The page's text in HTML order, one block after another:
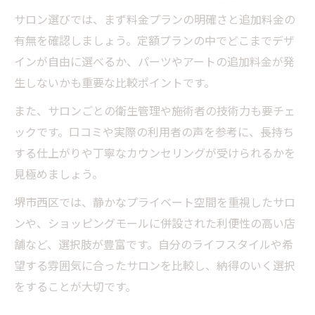
サロン選びでは、まず料金プランの明確さと追加料金の
有無を確認しましょう。定額プランの中でどこまでデザ
インが自由に選べるか、パーツやアートの追加料金が発
生しないかも重要な比較ポイントです。
また、サロンごとの衛生管理や施術者の技術力も要チェ
ックです。口コミや実際の利用者の声を参考に、長持ち
する仕上がりや丁寧なカウンセリングが受けられるかを
見極めましょう。
堺市西区では、静かなプライベート空間を重視したサロ
ンや、ショッピングモールに併設された利便性の高い店
舗など、選択肢が豊富です。自分のライフスタイルや希
望する雰囲気に合ったサロンを比較し、納得のいく選択
をすることが大切です。